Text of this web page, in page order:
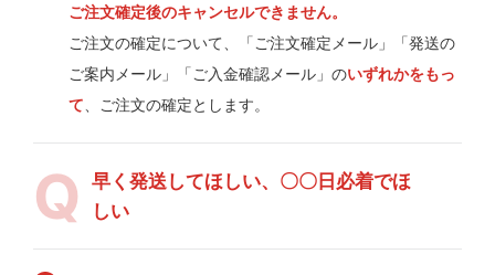
ご注文確定後のキャンセルできません。
ご注文の確定について、「ご注文確定メール」「発送の
ご案内メール」「ご入金確認メール」のいずれかをもっ
て 、ご注文の確定とします。
早く発送してほしい、〇〇日必着でほ
しい